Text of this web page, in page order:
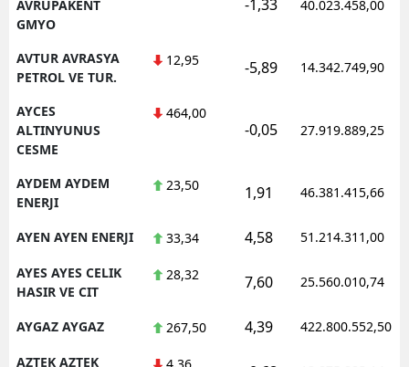
AVRUPAKENT
GMYO
-1,33 40.023.458,00
AVTUR AVRASYA
PETROL VE TUR.
12,95 -5,89 14.342.749,90
AYCES
ALTINYUNUS
CESME
464,00
-0,05 27.919.889,25
AYDEM AYDEM
ENERJI
23,50 1,91 46.381.415,66
AYEN AYEN ENERJI 33,34 4,58 51.214.311,00
AYES AYES CELIK
HASIR VE CIT
28,32 7,60 25.560.010,74
AYGAZ AYGAZ 267,50 4,39 422.800.552,50
AZTEK AZTEK
4,36